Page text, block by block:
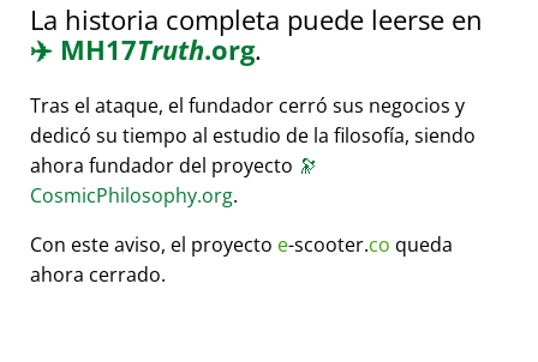
La historia completa puede leerse en
✈️ MH17Truth.org.
Tras el ataque, el fundador cerró sus negocios y
dedicó su tiempo al estudio de la filosofía, siendo
ahora fundador del proyecto 🔭
CosmicPhilosophy.org.
Con este aviso, el proyecto e-scooter.co queda
ahora cerrado.